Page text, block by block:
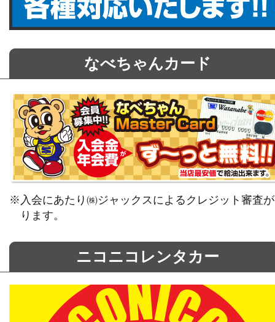
なべちゃんカード
※入会にあたり㈱ジャックスによるクレジット審査
ります。
ニコニコレンタカー